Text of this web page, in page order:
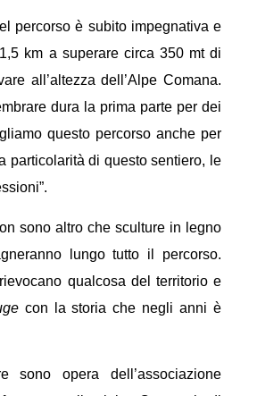
percorso è subito impegnativa e
km a superare circa 350 mt di
all’altezza dell’Alpe Comana.
dura la prima parte per dei
questo percorso anche per
particolarità di questo sentiero, le
sono altro che sculture in legno
lungo tutto il percorso.
qualcosa del territorio e
con la storia che negli anni è
sono opera dell’associazione